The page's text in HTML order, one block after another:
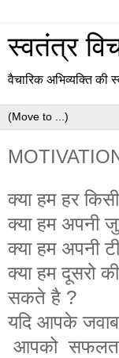
स्वतंत्र
वैचारिक अभिव्यक्ति की
क्या हम हर
क्या हम अपनी
क्या हम अपनी
क्या हम दूसरो
सकते है ?
यदि आपके
आपको सफलता